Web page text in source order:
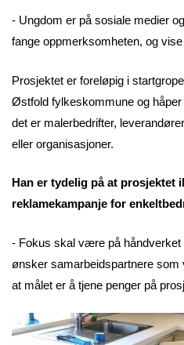
- Ungdom er på sosiale medier
fange oppmerksomheten, og
Prosjektet er foreløpig i
Østfold fylkeskommune og
det er malerbedrifter,
eller organisasjoner.
Han er tydelig på at prosjektet
reklamekampanje for
- Fokus skal være på håndverket
ønsker samarbeidspartnere som
at målet er å tjene penger på